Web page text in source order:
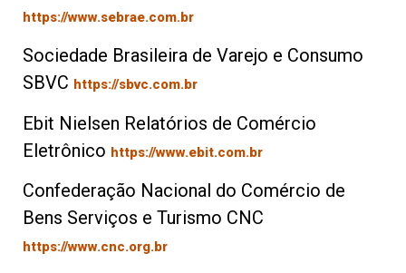
https://www.sebrae.com.br
Sociedade Brasileira de Varejo e Consumo
SBVC https://sbvc.com.br
Ebit Nielsen Relatórios de Comércio
Eletrônico https://www.ebit.com.br
Confederação Nacional do Comércio de
Bens Serviços e Turismo CNC
https://www.cnc.org.br